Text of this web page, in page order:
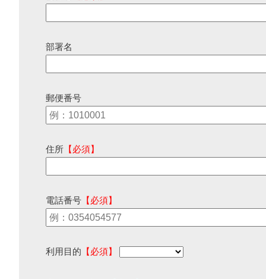
部署名
郵便番号
住所 【必須】
電話番号 【必須】
利用目的 【必須】